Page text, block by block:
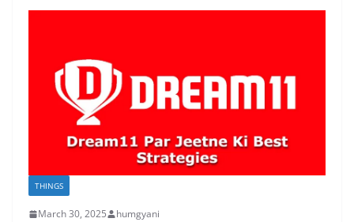
THINGS
March 30, 2025 humgyani